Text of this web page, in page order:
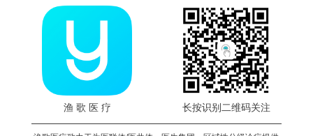
渔 歌 医 疗 长按识别二维码关注